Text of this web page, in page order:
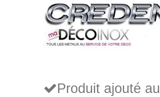
Produit ajouté